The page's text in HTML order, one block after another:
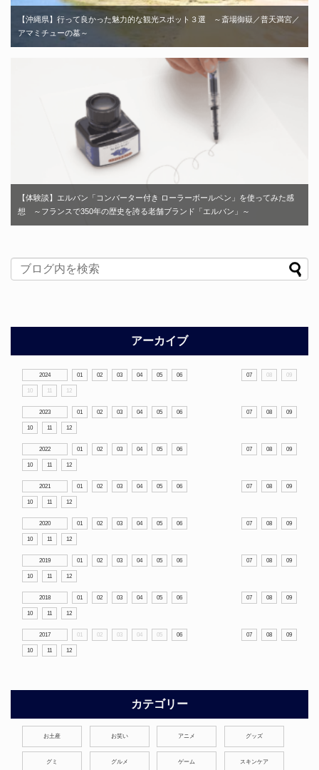
【沖縄県】行って良かった魅力的な観光スポット３選 ～斎場御嶽／普天満宮／
アマミチューの墓～
【体験談】エルバン「コンバーター付き ローラーボールペン」を使ってみた感
想 ～フランスで350年の歴史を誇る老舗ブランド「エルバン」～
アーカイブ
2024 01 02 03 04 05 06 07 08 09
10 11 12
2023 01 02 03 04 05 06 07 08 09
10 11 12
2022 01 02 03 04 05 06 07 08 09
10 11 12
2021 01 02 03 04 05 06 07 08 09
10 11 12
2020 01 02 03 04 05 06 07 08 09
10 11 12
2019 01 02 03 04 05 06 07 08 09
10 11 12
2018 01 02 03 04 05 06 07 08 09
10 11 12
2017 01 02 03 04 05 06 07 08 09
10 11 12
カテゴリー
お土産 お笑い アニメ グッズ
グミ グルメ ゲーム スキンケア